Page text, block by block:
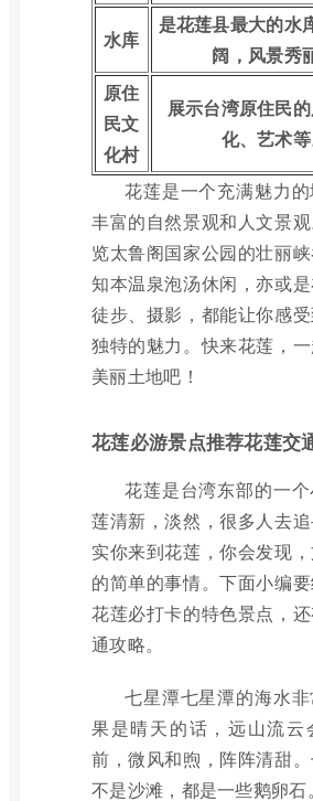
水库
是花莲县最大的水
阔，风景秀
原住
民文
化村
展示台湾原住民
化、艺术等
花莲是一个充满魅力
丰富的自然景观和人文景
览太鲁阁国家公园的壮丽
知本温泉泡汤休闲，亦或
徒步、摄影，都能让你感
独特的魅力。快来花莲，
美丽土地吧！
花莲必游景点推荐花莲交
花莲是台湾东部的一
莲清新，淡然，很多人去
实你来到花莲，你会发现
的简单的事情。下面小编
花莲必打卡的特色景点，
通攻略。
七星潭七星潭的海水
果是晴天的话，远山流云
前，微风和煦，阵阵清甜
不是沙滩，都是一些鹅卵石。